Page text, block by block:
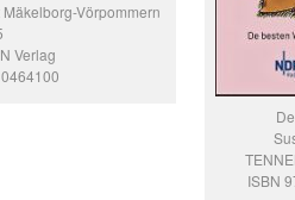
Vörpommern
Verlag
ISBN